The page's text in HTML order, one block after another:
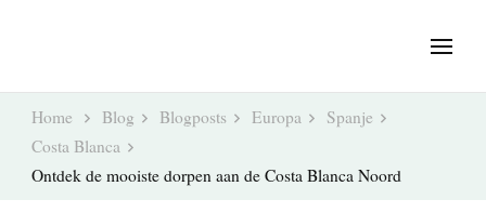
Home Blog Blogposts Europa
Spanje
Costa Blanca
Ontdek de mooiste dorpen aan de Costa Blanca Noord